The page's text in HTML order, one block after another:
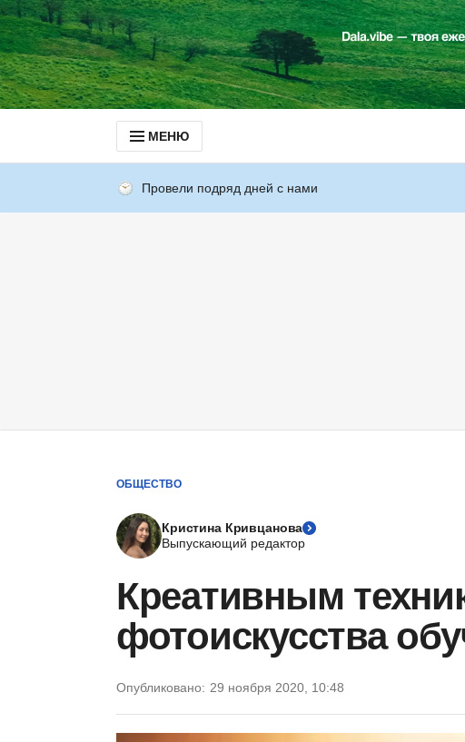
МЕНЮ
Провели подряд дней с нами
ОБЩЕСТВО
Кристина Кривцанова
Выпускающий редактор
Креативным
фотоискусства
Опубликовано: 29 ноября 2020, 10:48